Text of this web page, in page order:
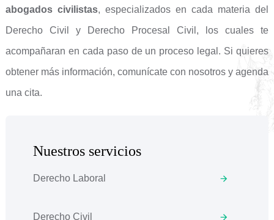
abogados civilistas, especializados en cada materia del
Derecho Civil y Derecho Procesal Civil, los cuales te
acompañaran en cada paso de un proceso legal. Si quieres
obtener más información, comunícate con nosotros y agenda
una cita.
Nuestros servicios
Derecho Laboral
Derecho Civil